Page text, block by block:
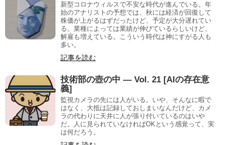
新型コロナウィルスで不安な時代が進んでいる。年
始のアナリストの予想では、秋には経済が回復して
株価が上がるはずだったけど、予定が大分遅れてい
る。業種によっては業績が伸びているらしいけど、
解雇も増えている。こういう時代は神にすがる人も
多い。
記事を読む
技術部の壺の中 — Vol. 21 [AIの存在意
義]
監視カメラの先には人がいる。いや、そんなに暇で
はなく、大抵は記録しておしまいなんだけど、カメ
ラの代わりに天井に人が張り付いているのはいや
だ。人に見られていなければOKという感覚って、実
は何だろう。